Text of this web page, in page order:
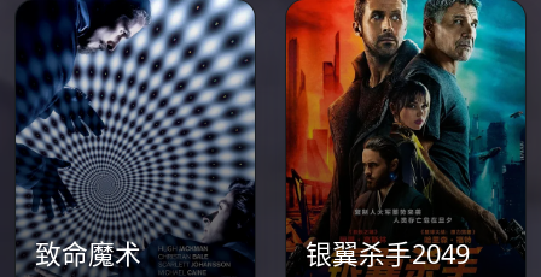
致命魔术 银翼杀手2049